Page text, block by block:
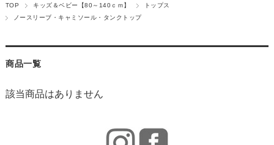
TOP キッズ＆ベビー【80～140ｃｍ】
トップス
ノースリーブ・キャミソール・タンクトップ
商品一覧
該当商品はありません